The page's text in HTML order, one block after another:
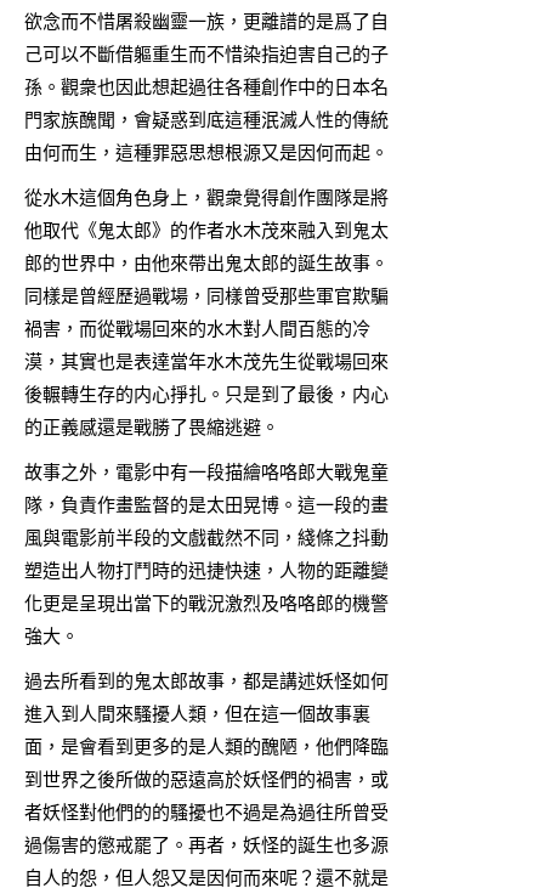
欲念而不惜屠殺幽靈一族，更離譜的是爲了自
己可以不斷借軀重生而不惜染指迫害自己的子
孫。觀衆也因此想起過往各種創作中的日本名
門家族醜聞，會疑惑到底這種泯滅人性的傳統
由何而生，這種罪惡思想根源又是因何而起。
從水木這個角色身上，觀衆覺得創作團隊是將
他取代《鬼太郎》的作者水木茂來融入到鬼太
郎的世界中，由他來帶出鬼太郎的誕生故事。
同樣是曾經歷過戰場，同樣曾受那些軍官欺騙
禍害，而從戰場回來的水木對人間百態的冷
漠，其實也是表達當年水木茂先生從戰場回來
後輾轉生存的内心掙扎。只是到了最後，内心
的正義感還是戰勝了畏縮逃避。
故事之外，電影中有一段描繪咯咯郎大戰鬼童
隊，負責作畫監督的是太田晃博。這一段的畫
風與電影前半段的文戲截然不同，綫條之抖動
塑造出人物打鬥時的迅捷快速，人物的距離變
化更是呈現出當下的戰況激烈及咯咯郎的機警
強大。
過去所看到的鬼太郎故事，都是講述妖怪如何
進入到人間來騷擾人類，但在這一個故事裏
面，是會看到更多的是人類的醜陋，他們降臨
到世界之後所做的惡遠高於妖怪們的禍害，或
者妖怪對他們的的騷擾也不過是為過往所曾受
過傷害的懲戒罷了。再者，妖怪的誕生也多源
自人的怨，但人怨又是因何而來呢？還不就是